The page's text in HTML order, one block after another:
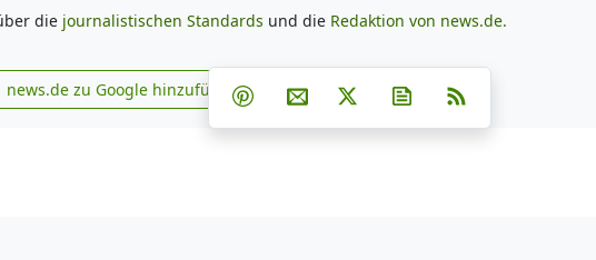
die journalistischen Standards und die Redaktion von news.de.
news.de zu Google hinzufügen
news.de zu Google hinzufügen Teilen auf Facebook
Teilen auf Whatsapp
Teilen auf Telegram
Teilen auf Pinterest
Per E-Mail teilen
Post auf XNewsletter abonnieren